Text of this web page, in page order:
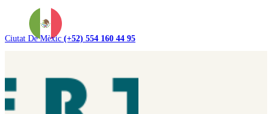
Ciutat De Mèxic (+52) 554 160 44 95